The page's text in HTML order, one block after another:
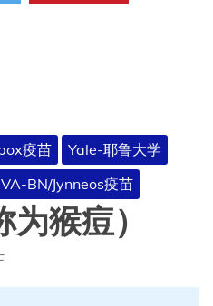
保
持
温
度
偏
差
信
疫苗
Yale-耶鲁大学
BN/Jynneos疫苗
猴痘）